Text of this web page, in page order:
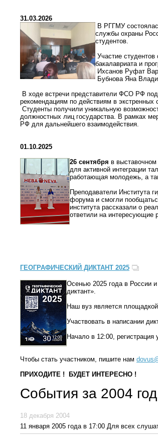
31.03.2026
В РГГМУ
службы охраны
студентов.
Участие студентов
бакалавриата и
Ихсанов Руфат
Бубнова Яна
В ходе встречи представители ФСО РФ
рекомендациям по действиям в экстренных
Студенты получили уникальную
должностных лицгосударства. В рамках
РФ для дальнейшего взаимодействия.
01.10.2025
26 сентября в выставочном
для активной интеграции
работающая молодежь, а
Преподаватели Института
форума и смогли
института рассказали о
ответили на интересующие
ГЕОГРАФИЧЕСКИЙ ДИКТАНТ 2025
Осенью 2025 года в России и
диктант».
Наш вуз является
Участвовать в написании
Начало в 12:00, регистрация
Чтобы стать участником, пишите нам
ПРИХОДИТЕ ! БУДЕТ ИНТЕРЕСНО !
События за 2004
18 декабря 2004
11 января 2005 года в 17:00 Для всех